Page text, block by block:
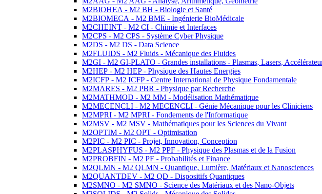
M2BIOHEA - M2 BH - Biologie et Santé
M2BIOMECA - M2 BME - Ingénierie BioMédicale
M2CHEINT - M2 CI - Chimie et Interfaces
M2CPS - M2 CPS - Système Cyber Physique
M2DS - M2 DS - Data Science
M2FLUIDS - M2 Fluids - Mécanique des Fluides
M2GI - M2 GI-PLATO - Grandes installations - Plasmas, Lasers,
M2HEP - M2 HEP - Physique des Hautes Energies
M2ICFP - M2 ICFP - Centre International de Physique Fondamentale
M2MARES - M2 PBR - Physique par Recherche
M2MATHMOD - M2 MM - Modélisation Mathématique
M2MECENCLI - M2 MECENCLI - Génie Mécanique pour les Cliniciens
M2MPRI - M2 MPRI - Fondements de l'Informatique
M2MSV - M2 MSV - Mathématiques pour les Sciences du Vivant
M2OPTIM - M2 OPT - Optimisation
M2PIC - M2 PIC - Projet, Innovation, Conception
M2PLASPHYFUS - M2 PPF - Physique des Plasmas et de la Fusion
M2PROBFIN - M2 PF - Probabilités et Finance
M2QLMN - M2 QLMN - Quantique, Lumière, Matériaux et Nanosciences
M2QUANTDEV - M2 QD - Dispositifs Quantiques
M2SMNO - M2 SMNO - Science des Matériaux et des Nano-Objets